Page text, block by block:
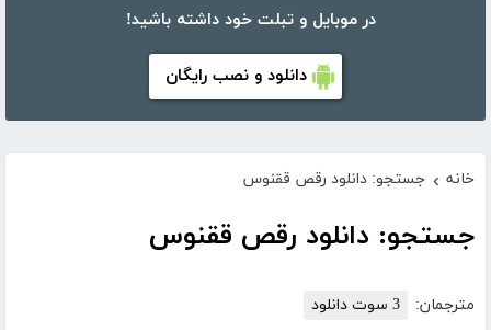
در موبایل و تبلت خود داشته باشید!
دانلود و نصب رایگان
خانه › جستجو: دانلود رقص ققنوس
جستجو: دانلود رقص ققنوس
مترجمان: 3 سوت دانلود